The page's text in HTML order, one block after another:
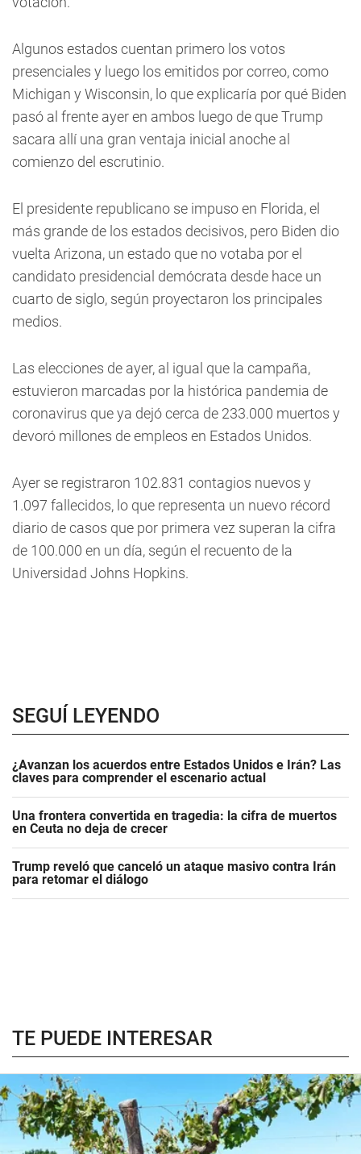
Algunos estados cuentan primero los votos
presenciales y luego los emitidos por correo, como
Michigan y Wisconsin, lo que explicaría por qué Biden
pasó al frente ayer en ambos luego de que Trump
sacara allí una gran ventaja inicial anoche al
comienzo del escrutinio.
El presidente republicano se impuso en Florida, el
más grande de los estados decisivos, pero Biden dio
vuelta Arizona, un estado que no votaba por el
candidato presidencial demócrata desde hace un
cuarto de siglo, según proyectaron los principales
medios.
Las elecciones de ayer, al igual que la campaña,
estuvieron marcadas por la histórica pandemia de
coronavirus que ya dejó cerca de 233.000 muertos y
devoró millones de empleos en Estados Unidos.
Ayer se registraron 102.831 contagios nuevos y
1.097 fallecidos, lo que representa un nuevo récord
diario de casos que por primera vez superan la cifra
de 100.000 en un día, según el recuento de la
Universidad Johns Hopkins.
SEGUÍ LEYENDO
¿Avanzan los acuerdos entre Estados Unidos e Irán? Las
claves para comprender el escenario actual
Una frontera convertida en tragedia: la cifra de muertos
en Ceuta no deja de crecer
Trump reveló que canceló un ataque masivo contra Irán
para retomar el diálogo
TE PUEDE INTERESAR